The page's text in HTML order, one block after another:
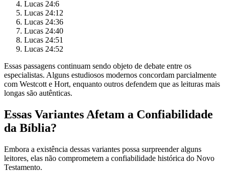
Lucas 24:6
Lucas 24:12
Lucas 24:36
Lucas 24:40
Lucas 24:51
Lucas 24:52
Essas passagens continuam sendo objeto de debate entre os
especialistas. Alguns estudiosos modernos concordam parcialmente
com Westcott e Hort, enquanto outros defendem que as leituras mais
longas são autênticas.
Essas Variantes Afetam a Confiabilidade
da Bíblia?
Embora a existência dessas variantes possa surpreender alguns
leitores, elas não comprometem a confiabilidade histórica do Novo
Testamento.